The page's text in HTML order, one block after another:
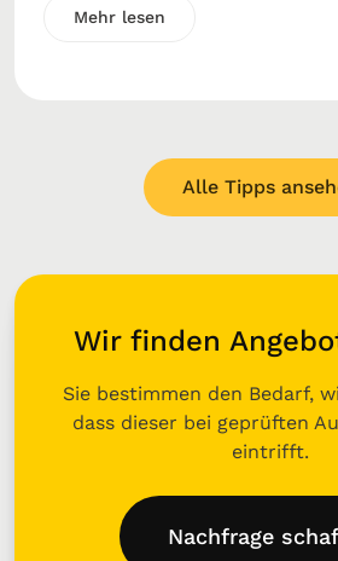
Mehr lesen
Alle Tipps
Wir finden
Sie bestimmen den Bedarf,
dass dieser bei geprüften
eintrifft.
Nachfrage